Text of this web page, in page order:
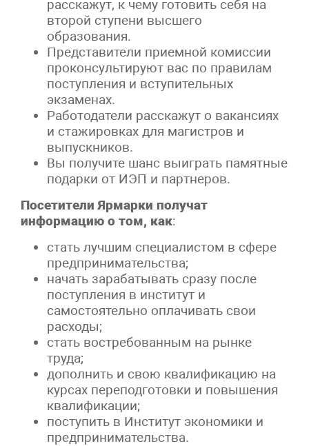
расскажут, к чему готовить себя на
второй ступени высшего
образования.
Представители приемной комиссии
проконсультируют вас по правилам
поступления и вступительных
экзаменах.
Работодатели расскажут о вакансиях
и стажировках для магистров и
выпускников.
Вы получите шанс выиграть памятные
подарки от ИЭП и партнеров.
Посетители Ярмарки получат
информацию о том, как:
стать лучшим специалистом в сфере
предпринимательства;
начать зарабатывать сразу после
поступления в институт и
самостоятельно оплачивать свои
расходы;
стать востребованным на рынке
труда;
дополнить и свою квалификацию на
курсах переподготовки и повышения
квалификации;
поступить в Институт экономики и
предпринимательства.